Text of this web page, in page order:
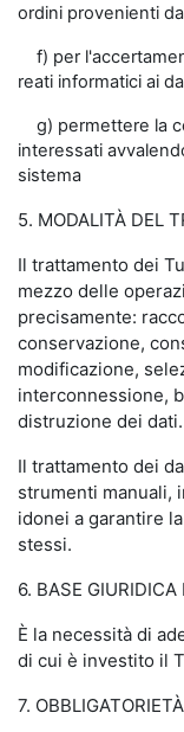
ordini provenienti
f) per
reati informatici ai
g) permettere la
interessati
sistema
5. MODALITÀ DEL
Il trattamento dei
mezzo delle
precisamente:
conservazione,
modificazione,
interconnessione,
distruzione dei dati.
Il trattamento dei
strumenti manuali,
idonei a garantire
stessi.
6. BASE
È la necessità di
di cui è investito il
7.